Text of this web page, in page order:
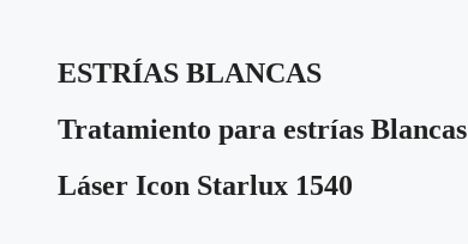
ESTRÍAS BLANCAS
Tratamiento para estrías Blancas
Láser Icon Starlux 1540